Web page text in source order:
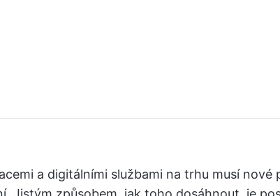
a digitálními službami na trhu musí